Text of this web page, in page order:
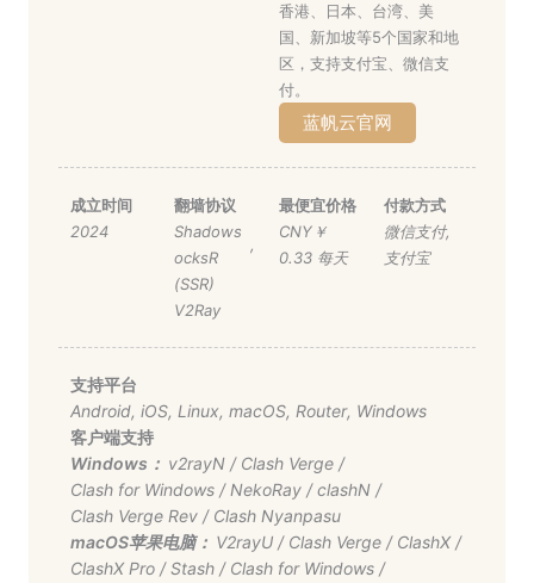
香港、日本、台湾、美
国、新加坡等5个国家和地
区，支持支付宝、微信支
付。
蓝帆云官网
成立时间
2024
翻墙协议
Shadows
ocksR
(SSR)
,
V2Ray
最便宜价格
CNY￥
0.33 每天
付款方式
微信支付,
支付宝
支持平台
Android, iOS, Linux, macOS, Router, Windows
客户端支持
Windows： v2rayN/ Clash Verge/
Clash for Windows/ NekoRay/clashN/
Clash Verge Rev/ Clash Nyanpasu
macOS苹果电脑： V2rayU/ Clash Verge/ ClashX/
ClashX Pro/Stash/ Clash for Windows/